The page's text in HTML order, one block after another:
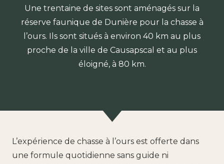
Une trentaine de sites sont aménagés sur la
réserve faunique de Dunière pour la chasse à
l’ours. Ils sont situés à environ 40 km au plus
proche de la ville de Causapscal et au plus
éloigné, à 80 km.
L’expérience de chasse à l’ours est offerte dans
une formule quotidienne sans guide ni